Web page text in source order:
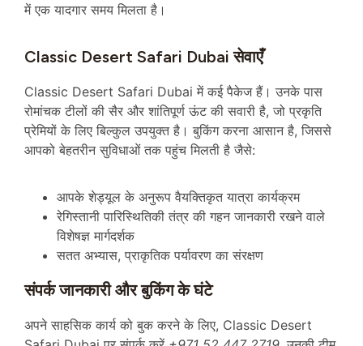
में एक यादगार समय मिलता है।
Classic Desert Safari Dubai सेवाएँ
Classic Desert Safari Dubai में कई पैकेज हैं। उनके पास
रोमांचक टीलों की सैर और शांतिपूर्ण ऊंट की सवारी है, जो प्रकृति
प्रेमियों के लिए बिल्कुल उपयुक्त है। बुकिंग करना आसान है, जिससे
आपको बेहतरीन सुविधाओं तक पहुंच मिलती है जैसे:
आपके शेड्यूल के अनुरूप वैयक्तिकृत यात्रा कार्यक्रम
रेगिस्तानी पारिस्थितिकी तंत्र की गहन जानकारी रखने वाले
विशेषज्ञ मार्गदर्शक
सतत अभ्यास, प्राकृतिक पर्यावरण का संरक्षण
संपर्क जानकारी और बुकिंग के घंटे
अपने साहसिक कार्य को बुक करने के लिए, Classic Desert